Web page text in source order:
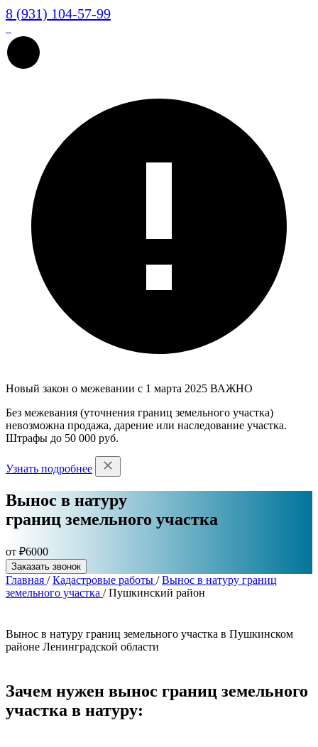
8 (931) 104-57-99
Новый закон о межевании с 1 марта 2025 ВАЖНО
Без межевания (уточнения границ земельного участка)
невозможна продажа, дарение или наследование участка.
Штрафы до 50 000 руб.
Узнать подробнее
Вынос в натуру
границ земельного участка
от ₽6000
Заказать звонок
Главная /Кадастровые работы /Вынос в натуру границ
земельного участка /Пушкинский район
Вынос в натуру границ земельного участка в Пушкинском
районе Ленинградской области
Зачем нужен вынос границ земельного
участка в натуру: